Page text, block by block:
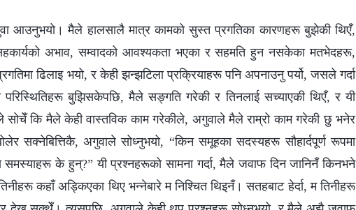
आउनुभयो। मैले हालसालै मात्र कामको सुस्त प्रगतिका कारणहरू बुझेकी थिएँ,
अभाव, सम्वादको आवश्यकता भएका र सहमति हुन नसकेका मतभेदहरू,
ढिलाइ भयो, र केही झन्झटिला प्रक्रियाहरू पनि अपनाउनु पर्यो, जसले गर्दा
परिस्थितिहरू बुझिसकेपछि, मैले सङ्‍गति गरेकी र तिनलाई सच्याएकी थिएँ, र यी
सोचेँ कि मैले केही वास्तविक काम गरेकीले, अगुवाले मैले राम्रो काम गरेकी छु भनेर
सक्नेबित्तिकै, अगुवाले सोध्नुभयो, “किन समूहका सदस्यहरू सौहार्दपूर्ण रूपमा
समस्याहरू के हुन्?” यी प्रश्नहरूको सामना गर्दा, मैले जवाफ दिन जानिनँ किनभने
कहाँ अड्किएका थिए भन्नेबारे म निश्चित थिइनँ। सतहबाट हेर्दा, म तिनीहरू